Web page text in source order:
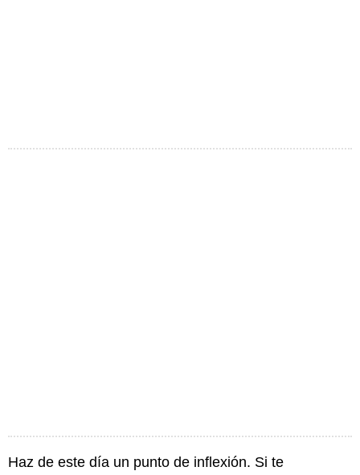
Haz de este día un punto de inflexión. Si te